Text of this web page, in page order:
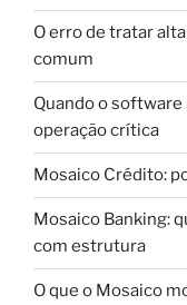
O erro de tratar
comum
Quando o
operação crítica
Mosaico Crédito:
Mosaico Banking:
com estrutura
O que o Mosaico